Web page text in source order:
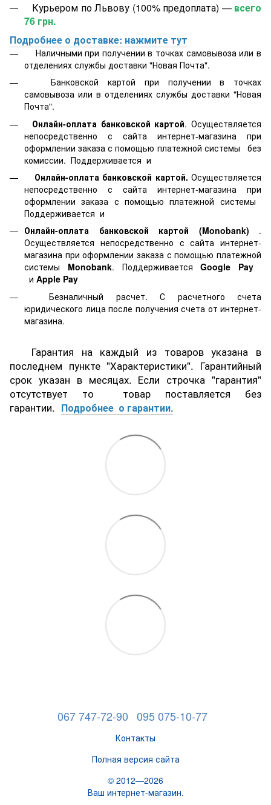
Курьером по Львову (100% предоплата) — всего
76 грн.
Подробнее о доставке: нажмите тут
Наличными при получении в точках самовывоза или в
отделениях службы доставки "Новая Почта".
Банковской картой при получении в точках
самовывоза или в отделениях службы доставки "Новая
Почта".
Онлайн-оплата банковской картой. Осуществляется
непосредственно с сайта интернет-магазина при
оформлении заказа с помощью платежной системы
без
комиссии. Поддерживается и
Онлайн-оплата банковской картой. Осуществляется
непосредственно с сайта интернет-магазина при
оформлении заказа с помощью платежной системы
Поддерживается и
Онлайн-оплата банковской картой
(Monobank) .
Осуществляется непосредственно с сайта интернет-
магазина при оформлении заказа с помощью платежной
системы Monobank. ПоддерживаетсяGoogle Pay
и Apple Pay
Безналичный расчет. С расчетного счета
юридического лица после получения счета от интернет-
магазина.
Гарантия на каждый из товаров указана в
последнем пункте "Характеристики". Гарантийный
срок указан в месяцах. Если строчка "гарантия"
отсутствует то товар поставляется без
гарантии. Подробнее о гарантии.
067 747-72-90 095 075-10-77
Контакты
Полная версия сайта
© 2012—2026
Ваш интернет-магазин.